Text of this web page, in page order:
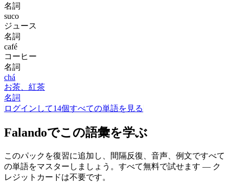
名詞
suco
ジュース
名詞
café
コーヒー
名詞
chá
お茶、紅茶
名詞
ログインして14個すべての単語を見る
Falandoでこの語彙を学ぶ
このパックを復習に追加し、間隔反復、音声、例文ですべて
の単語をマスターしましょう。すべて無料で試せます — ク
レジットカードは不要です。